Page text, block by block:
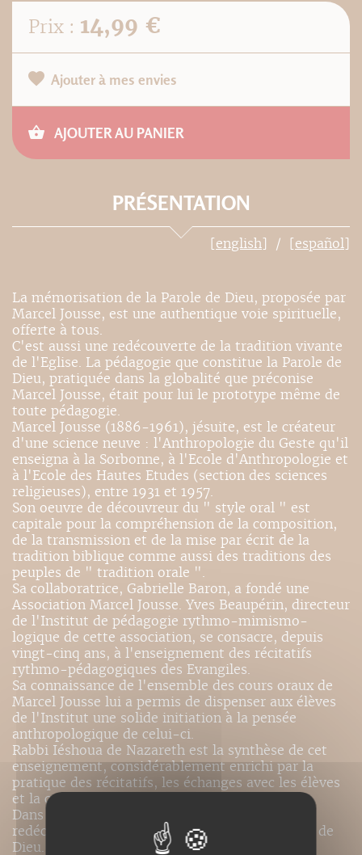
Prix : 14,99 €
Ajouter à mes envies
AJOUTER AU PANIER
PRÉSENTATION
[english] [español]
La mémorisation de la Parole de Dieu, proposée par
Marcel Jousse, est une authentique voie spirituelle,
offerte à tous.
C'est aussi une redécouverte de la tradition vivante
de l'Eglise. La pédagogie que constitue la Parole de
Dieu, pratiquée dans la globalité que préconise
Marcel Jousse, était pour lui le prototype même de
toute pédagogie.
Marcel Jousse (1886-1961), jésuite, est le créateur
d'une science neuve : l'Anthropologie du Geste qu'il
enseigna à la Sorbonne, à l'Ecole d'Anthropologie et
à l'Ecole des Hautes Etudes (section des sciences
religieuses), entre 1931 et 1957.
Son oeuvre de découvreur du " style oral " est
capitale pour la compréhension de la composition,
de la transmission et de la mise par écrit de la
tradition biblique comme aussi des traditions des
peuples de " tradition orale ".
Sa collaboratrice, Gabrielle Baron, a fondé une
Association Marcel Jousse. Yves Beaupérin, directeur
de l'Institut de pédagogie rythmo-mimismo-
logique de cette association, se consacre, depuis
vingt-cinq ans, à l'enseignement des récitatifs
rythmo-pédagogiques des Evangiles.
Sa connaissance de l'ensemble des cours oraux de
Marcel Jousse lui a permis de dispenser aux élèves
de l'Institut une solide initiation à la pensée
anthropologique de celui-ci.
Rabbi Iéshoua de Nazareth est la synthèse de cet
enseignement, considérablement enrichi par la
pratique des récitatifs, les échanges avec les élèves
et la confrontation avec d'autres auteurs.
Dans cet ouvrage, Yves Beaupérin invite à une
redécouverte de l'oralité-globalité de la Parole de
Dieu.